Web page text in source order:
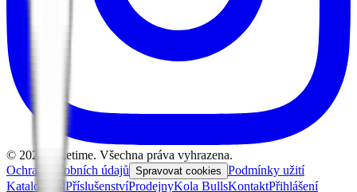
© 2026
Biketime. Všechna práva vyhrazena.
Ochrana osobních údajů Spravovat cookies Podmínky užití
Katalog kolPříslušenstvíProdejnyKola BullsKontaktPřihlášení